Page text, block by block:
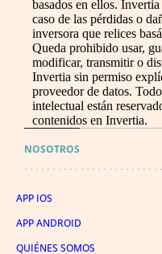
basados en ellos.
caso de las pérdidas o
inversora que relices
Queda prohibido usar,
modificar, transmitir o
Invertia sin permiso
proveedor de datos.
intelectual están
contenidos en Invertia.
NOSOTROS
APP IOS
APP ANDROID
QUIÉNES SOMOS